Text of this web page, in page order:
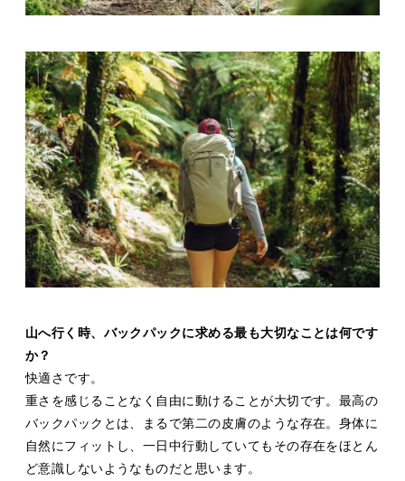
山へ行く時、バックパックに求める最も大切なことは何です
か？
快適さです。
重さを感じることなく自由に動けることが大切です。最高の
バックパックとは、まるで第二の皮膚のような存在。身体に
自然にフィットし、一日中行動していてもその存在をほとん
ど意識しないようなものだと思います。